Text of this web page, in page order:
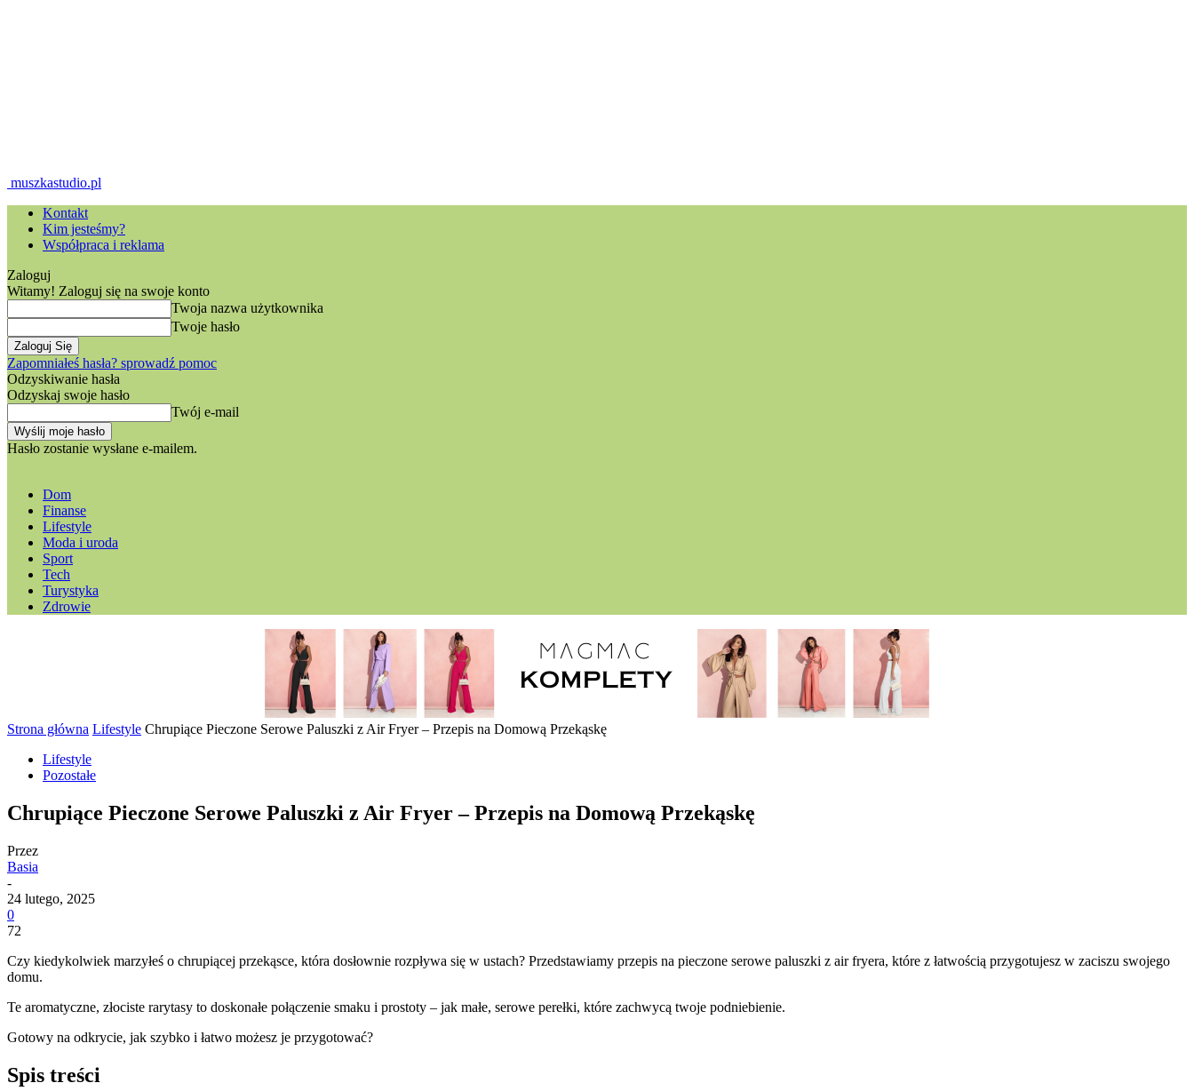
muszkastudio.pl
Kontakt
Kim jesteśmy?
Współpraca i reklama
Zaloguj
Witamy! Zaloguj się na swoje konto
Twoja nazwa użytkownika
Twoje hasło
Zapomniałeś hasła? sprowadź pomoc
Odzyskiwanie hasła
Odzyskaj swoje hasło
Twój e-mail
Hasło zostanie wysłane e-mailem.
Dom
Finanse
Lifestyle
Moda i uroda
Sport
Tech
Turystyka
Zdrowie
Strona główna Lifestyle Chrupiące Pieczone Serowe Paluszki z Air Fryer – Przepis na Domową Przekąskę
Lifestyle
Pozostałe
Chrupiące Pieczone Serowe Paluszki z Air Fryer – Przepis na Domową Przekąskę
Przez
Basia
-
24 lutego, 2025
0
72
Czy kiedykolwiek marzyłeś o chrupiącej przekąsce, która dosłownie rozpływa się w ustach? Przedstawiamy przepis na pieczone serowe paluszki z air fryera, które z łatwością przygotujesz w zaciszu swojego
domu.
Te aromatyczne, złociste rarytasy to doskonałe połączenie smaku i prostoty – jak małe, serowe perełki, które zachwycą twoje podniebienie.
Gotowy na odkrycie, jak szybko i łatwo możesz je przygotować?
Spis treści